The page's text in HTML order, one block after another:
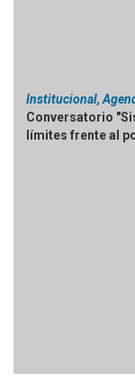
Institucional,
Conversatorio
límites frente al